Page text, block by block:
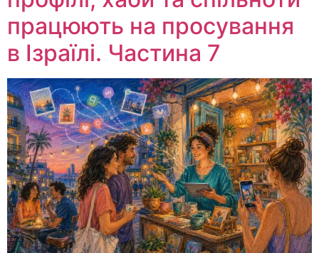
працюють на просування
в Ізраїлі. Частина 7